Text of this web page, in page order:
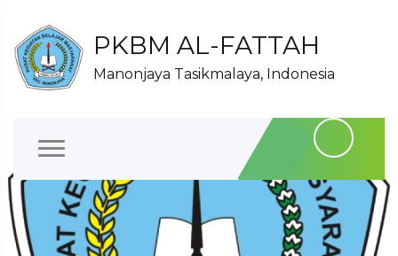
PKBM AL-FATTAH
Manonjaya Tasikmalaya, Indonesia